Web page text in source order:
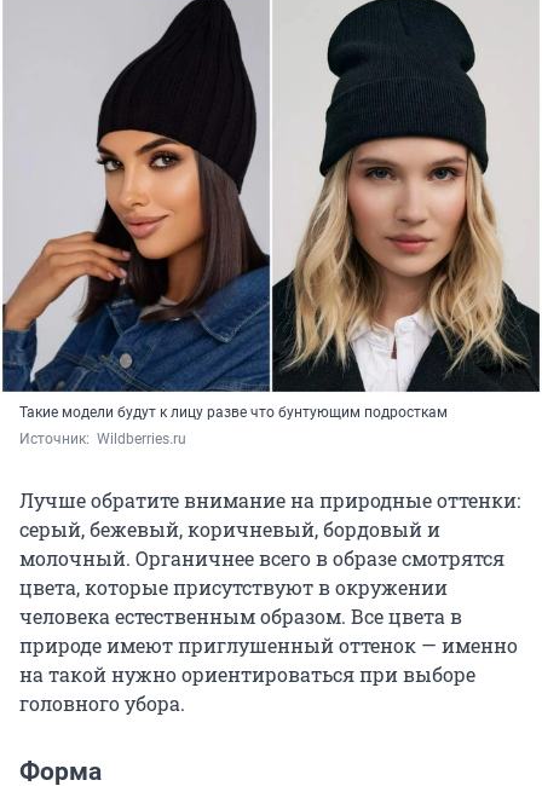
Такие модели будут к лицу разве что бунтующим подросткам
Источник: Wildberries.ru
Лучше обратите внимание на природные оттенки:
серый, бежевый, коричневый, бордовый и
молочный. Органичнее всего в образе смотрятся
цвета, которые присутствуют в окружении
человека естественным образом. Все цвета в
природе имеют приглушенный оттенок — именно
на такой нужно ориентироваться при выборе
головного убора.
Форма